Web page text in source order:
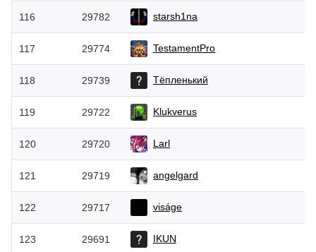
116 29782 starsh1na
117 29774 TestamentPro
118 29739 Тёпленький
119 29722 Klukverus
120 29720 Larl
121 29719 angelgard
122 29717 viságe
123 29691 IKUN